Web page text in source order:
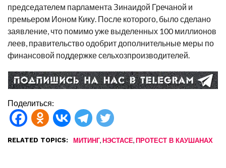
председателем парламента Зинаидой Гречаной и
премьером Ионом Кику. После которого, было сделано
заявление, что помимо уже выделенных 100 миллионов
леев, правительство одобрит дополнительные меры по
финансовой поддержке сельхозпроизводителей.
Поделиться:
RELATED TOPICS: МИТИНГ, НЭСТАСЕ, ПРОТЕСТ В КАУШАНАХ